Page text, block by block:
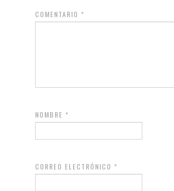
COMENTARIO *
NOMBRE *
CORREO ELECTRÓNICO *